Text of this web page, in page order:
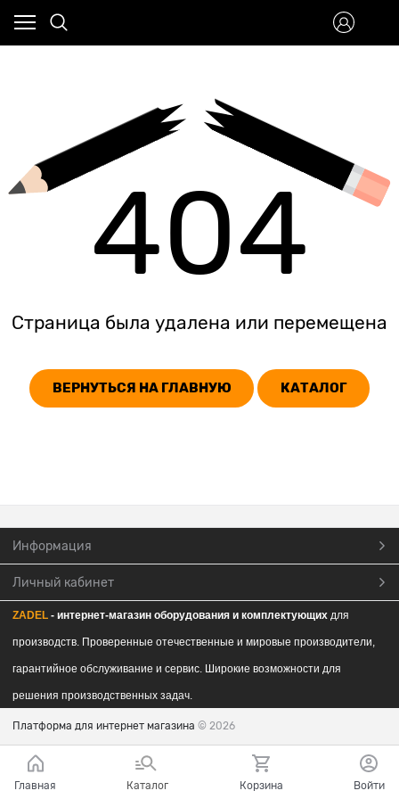
404
Страница была удалена или перемещена
ВЕРНУТЬСЯ НА ГЛАВНУЮ КАТАЛОГ
Информация
Личный кабинет
ZADEL - интернет-магазин оборудования и комплектующих для
производств. Проверенные отечественные и мировые производители,
гарантийное обслуживание и сервис. Широкие возможности для
решения производственных задач.
Платформа для интернет магазина © 2026
Главная Каталог Корзина Войти